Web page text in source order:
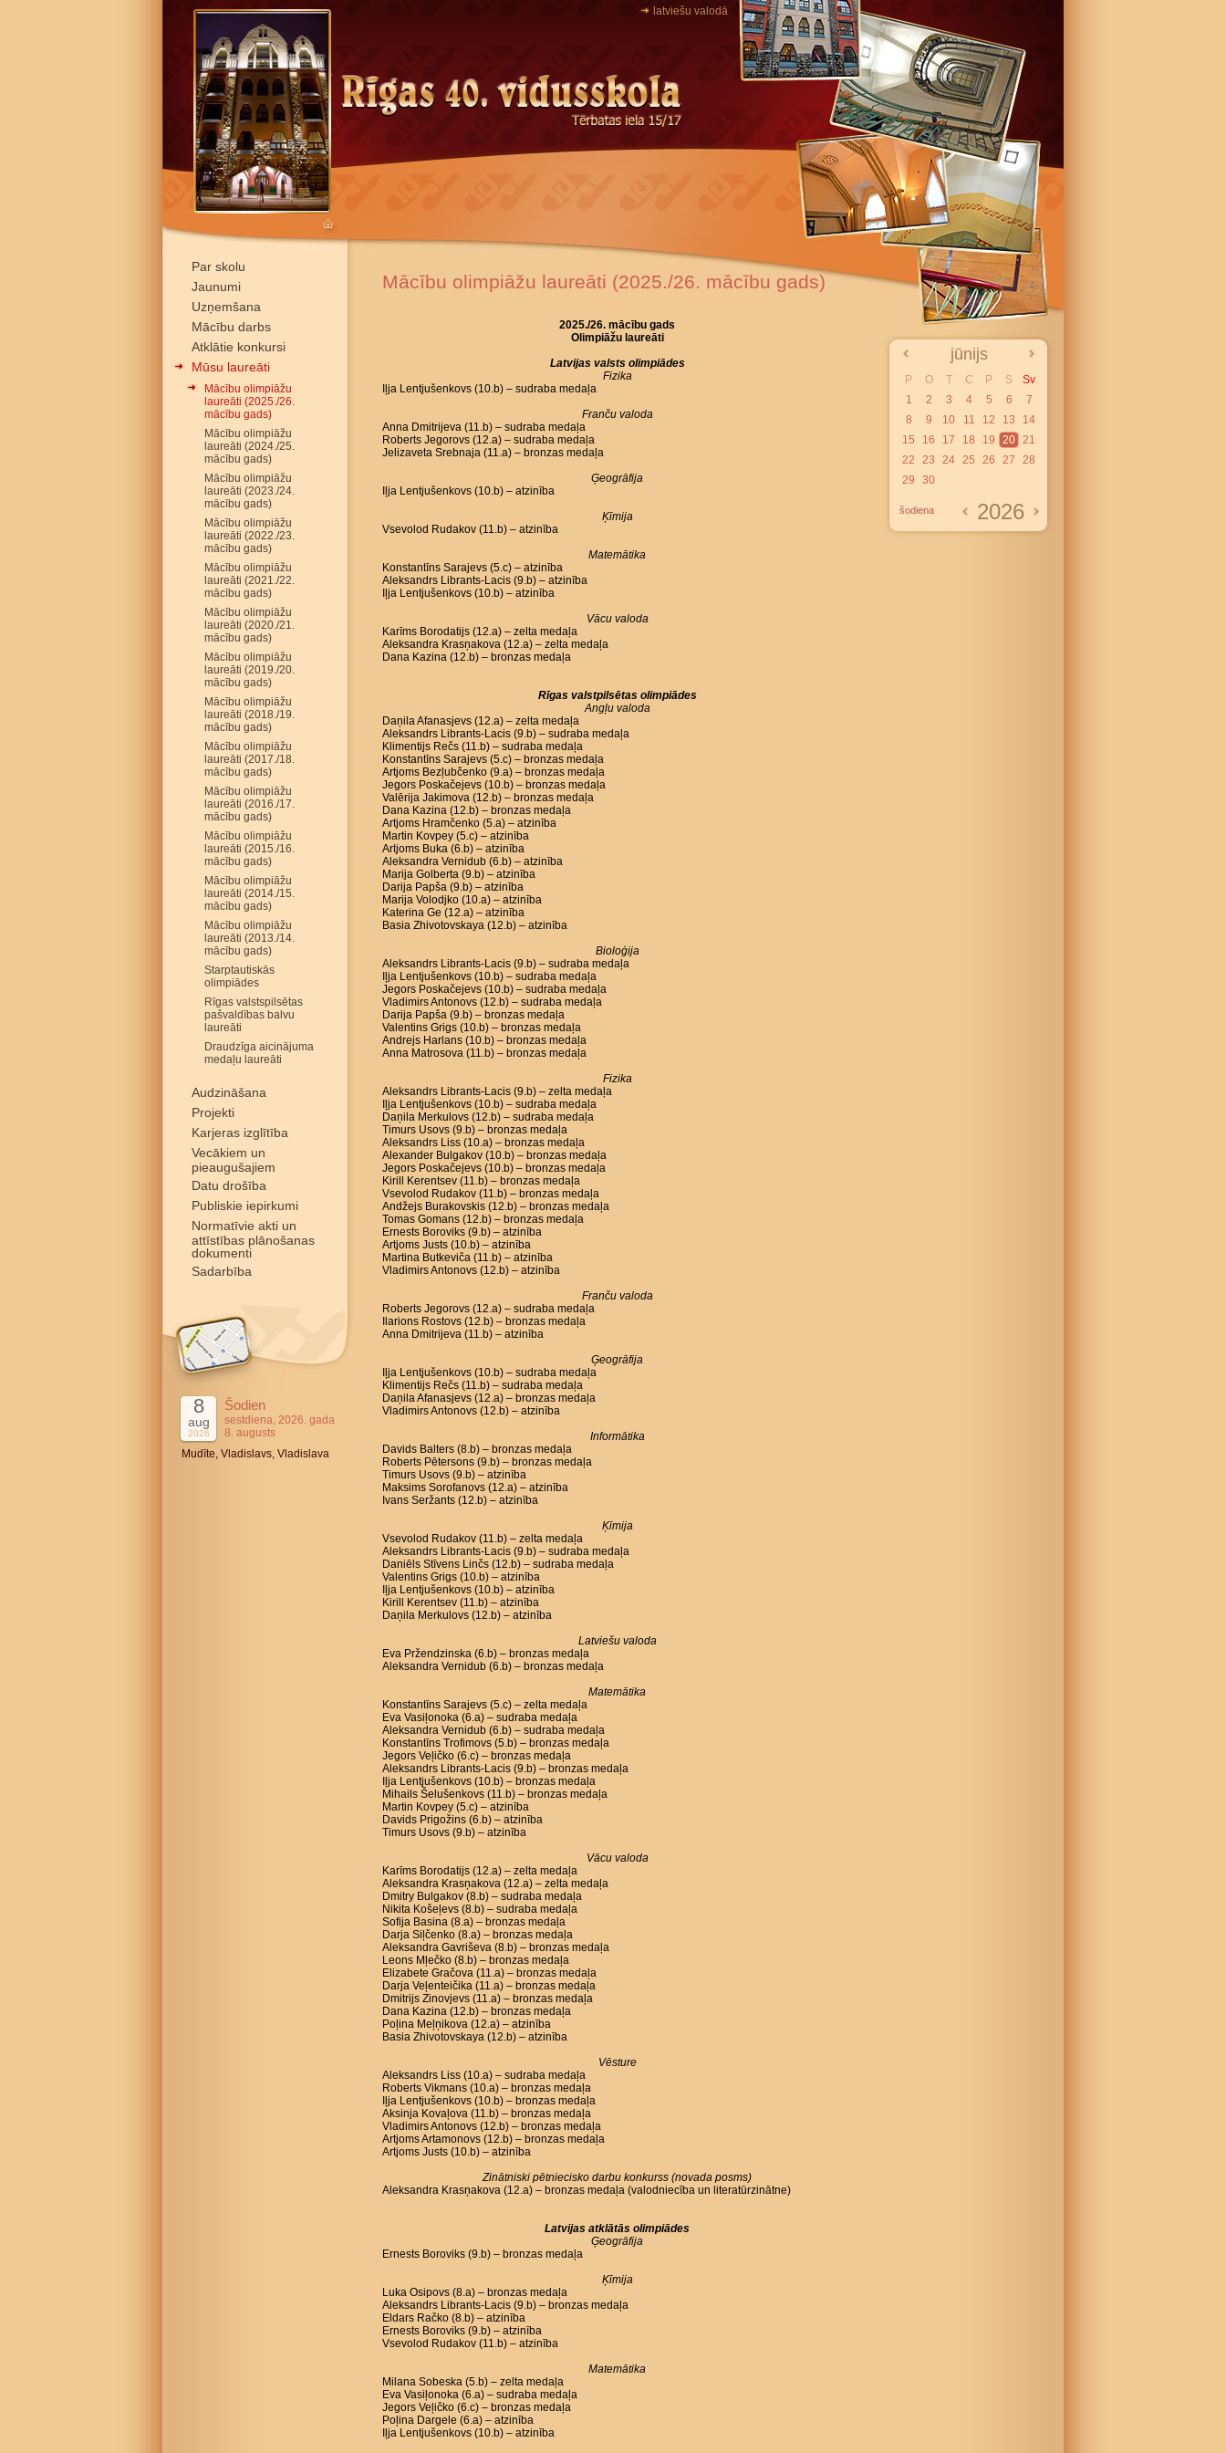
latviešu valodā
Par skolu
Jaunumi
Uzņemšana
Mācību darbs
Atklātie konkursi
Mūsu laureāti
Mācību olimpiāžu
laureāti (2025./26.
mācību gads)
Mācību olimpiāžu
laureāti (2024./25.
mācību gads)
Mācību olimpiāžu
laureāti (2023./24.
mācību gads)
Mācību olimpiāžu
laureāti (2022./23.
mācību gads)
Mācību olimpiāžu
laureāti (2021./22.
mācību gads)
Mācību olimpiāžu
laureāti (2020./21.
mācību gads)
Mācību olimpiāžu
laureāti (2019./20.
mācību gads)
Mācību olimpiāžu
laureāti (2018./19.
mācību gads)
Mācību olimpiāžu
laureāti (2017./18.
mācību gads)
Mācību olimpiāžu
laureāti (2016./17.
mācību gads)
Mācību olimpiāžu
laureāti (2015./16.
mācību gads)
Mācību olimpiāžu
laureāti (2014./15.
mācību gads)
Mācību olimpiāžu
laureāti (2013./14.
mācību gads)
Starptautiskās
olimpiādes
Rīgas valstspilsētas
pašvaldības balvu
laureāti
Draudzīga aicinājuma
medaļu laureāti
Audzināšana
Projekti
Karjeras izglītība
Vecākiem un
pieaugušajiem
Datu drošība
Publiskie iepirkumi
Normatīvie akti un
attīstības plānošanas
dokumenti
Sadarbība
8
aug
2026
Šodien
sestdiena, 2026. gada
8. augusts
Mudīte, Vladislavs, Vladislava
Mācību olimpiāžu laureāti (2025./26. mācību gads)
2025./26. mācību gads
Olimpiāžu laureāti
Latvijas valsts olimpiādes
Fizika
Iļja Lentjušenkovs (10.b) – sudraba medaļa
Franču valoda
Anna Dmitrijeva (11.b) – sudraba medaļa
Roberts Jegorovs (12.a) – sudraba medaļa
Jelizaveta Srebnaja (11.a) – bronzas medaļa
Ģeogrāfija
Iļja Lentjušenkovs (10.b) – atzinība
Ķīmija
Vsevolod Rudakov (11.b) – atzinība
Matemātika
Konstantīns Sarajevs (5.c) – atzinība
Aleksandrs Librants-Lacis (9.b) – atzinība
Iļja Lentjušenkovs (10.b) – atzinība
Vācu valoda
Karīms Borodatijs (12.a) – zelta medaļa
Aleksandra Krasņakova (12.a) – zelta medaļa
Dana Kazina (12.b) – bronzas medaļa
Rīgas valstpilsētas olimpiādes
Angļu valoda
Daņila Afanasjevs (12.a) – zelta medaļa
Aleksandrs Librants-Lacis (9.b) – sudraba medaļa
Klimentijs Rečs (11.b) – sudraba medaļa
Konstantīns Sarajevs (5.c) – bronzas medaļa
Artjoms Bezļubčenko (9.a) – bronzas medaļa
Jegors Poskačejevs (10.b) – bronzas medaļa
Valērija Jakimova (12.b) – bronzas medaļa
Dana Kazina (12.b) – bronzas medaļa
Artjoms Hramčenko (5.a) – atzinība
Martin Kovpey (5.c) – atzinība
Artjoms Buka (6.b) – atzinība
Aleksandra Vernidub (6.b) – atzinība
Marija Golberta (9.b) – atzinība
Darija Papša (9.b) – atzinība
Marija Volodjko (10.a) – atzinība
Katerina Ge (12.a) – atzinība
Basia Zhivotovskaya (12.b) – atzinība
Bioloģija
Aleksandrs Librants-Lacis (9.b) – sudraba medaļa
Iļja Lentjušenkovs (10.b) – sudraba medaļa
Jegors Poskačejevs (10.b) – sudraba medaļa
Vladimirs Antonovs (12.b) – sudraba medaļa
Darija Papša (9.b) – bronzas medaļa
Valentins Grigs (10.b) – bronzas medaļa
Andrejs Harlans (10.b) – bronzas medaļa
Anna Matrosova (11.b) – bronzas medaļa
Fizika
Aleksandrs Librants-Lacis (9.b) – zelta medaļa
Iļja Lentjušenkovs (10.b) – sudraba medaļa
Daņila Merkulovs (12.b) – sudraba medaļa
Timurs Usovs (9.b) – bronzas medaļa
Aleksandrs Liss (10.a) – bronzas medaļa
Alexander Bulgakov (10.b) – bronzas medaļa
Jegors Poskačejevs (10.b) – bronzas medaļa
Kirill Kerentsev (11.b) – bronzas medaļa
Vsevolod Rudakov (11.b) – bronzas medaļa
Andžejs Burakovskis (12.b) – bronzas medaļa
Tomas Gomans (12.b) – bronzas medaļa
Ernests Boroviks (9.b) – atzinība
Artjoms Justs (10.b) – atzinība
Martina Butkeviča (11.b) – atzinība
Vladimirs Antonovs (12.b) – atzinība
Franču valoda
Roberts Jegorovs (12.a) – sudraba medaļa
Ilarions Rostovs (12.b) – bronzas medaļa
Anna Dmitrijeva (11.b) – atzinība
Ģeogrāfija
Iļja Lentjušenkovs (10.b) – sudraba medaļa
Klimentijs Rečs (11.b) – sudraba medaļa
Daņila Afanasjevs (12.a) – bronzas medaļa
Vladimirs Antonovs (12.b) – atzinība
Informātika
Davids Balters (8.b) – bronzas medaļa
Roberts Pētersons (9.b) – bronzas medaļa
Timurs Usovs (9.b) – atzinība
Maksims Sorofanovs (12.a) – atzinība
Ivans Seržants (12.b) – atzinība
Ķīmija
Vsevolod Rudakov (11.b) – zelta medaļa
Aleksandrs Librants-Lacis (9.b) – sudraba medaļa
Daniēls Stīvens Linčs (12.b) – sudraba medaļa
Valentins Grigs (10.b) – atzinība
Iļja Lentjušenkovs (10.b) – atzinība
Kirill Kerentsev (11.b) – atzinība
Daņila Merkulovs (12.b) – atzinība
Latviešu valoda
Eva Pržendzinska (6.b) – bronzas medaļa
Aleksandra Vernidub (6.b) – bronzas medaļa
Matemātika
Konstantīns Sarajevs (5.c) – zelta medaļa
Eva Vasiļonoka (6.a) – sudraba medaļa
Aleksandra Vernidub (6.b) – sudraba medaļa
Konstantīns Trofimovs (5.b) – bronzas medaļa
Jegors Veļičko (6.c) – bronzas medaļa
Aleksandrs Librants-Lacis (9.b) – bronzas medaļa
Iļja Lentjušenkovs (10.b) – bronzas medaļa
Mihails Šelušenkovs (11.b) – bronzas medaļa
Martin Kovpey (5.c) – atzinība
Davids Prigožins (6.b) – atzinība
Timurs Usovs (9.b) – atzinība
Vācu valoda
Karīms Borodatijs (12.a) – zelta medaļa
Aleksandra Krasņakova (12.a) – zelta medaļa
Dmitry Bulgakov (8.b) – sudraba medaļa
Nikita Košeļevs (8.b) – sudraba medaļa
Sofija Basina (8.a) – bronzas medaļa
Darja Siļčenko (8.a) – bronzas medaļa
Aleksandra Gavriševa (8.b) – bronzas medaļa
Leons Mļečko (8.b) – bronzas medaļa
Elizabete Gračova (11.a) – bronzas medaļa
Darja Veļenteičika (11.a) – bronzas medaļa
Dmitrijs Zinovjevs (11.a) – bronzas medaļa
Dana Kazina (12.b) – bronzas medaļa
Poļina Meļņikova (12.a) – atzinība
Basia Zhivotovskaya (12.b) – atzinība
Vēsture
Aleksandrs Liss (10.a) – sudraba medaļa
Roberts Vikmans (10.a) – bronzas medaļa
Iļja Lentjušenkovs (10.b) – bronzas medaļa
Aksinja Kovaļova (11.b) – bronzas medaļa
Vladimirs Antonovs (12.b) – bronzas medaļa
Artjoms Artamonovs (12.b) – bronzas medaļa
Artjoms Justs (10.b) – atzinība
Zinātniski pētniecisko darbu konkurss (novada posms)
Aleksandra Krasņakova (12.a) – bronzas medaļa (valodniecība un literatūrzinātne)
Latvijas atklātās olimpiādes
Ģeogrāfija
Ernests Boroviks (9.b) – bronzas medaļa
Ķīmija
Luka Osipovs (8.a) – bronzas medaļa
Aleksandrs Librants-Lacis (9.b) – bronzas medaļa
Eldars Račko (8.b) – atzinība
Ernests Boroviks (9.b) – atzinība
Vsevolod Rudakov (11.b) – atzinība
Matemātika
Milana Sobeska (5.b) – zelta medaļa
Eva Vasiļonoka (6.a) – sudraba medaļa
Jegors Veļičko (6.c) – bronzas medaļa
Poļina Dargele (6.a) – atzinība
Iļja Lentjušenkovs (10.b) – atzinība
jūnijs
P O T C P S
Sv
1
2 3 4 5 6
7
8
9 10 11 12 13
14
15
16 17 18 19 20 21
22
23 24 25 26 27
28
29
30
šodiena 2026